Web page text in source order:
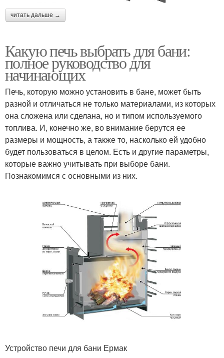
читать дальше →
Какую печь выбрать для бани:
полное руководство для
начинающих
Печь, которую можно установить в бане, может быть
разной и отличаться не только материалами, из которых
она сложена или сделана, но и типом используемого
топлива. И, конечно же, во внимание берутся ее
размеры и мощность, а также то, насколько ей удобно
будет пользоваться в целом. Есть и другие параметры,
которые важно учитывать при выборе бани.
Познакомимся с основными из них.
Устройство печи для бани Ермак